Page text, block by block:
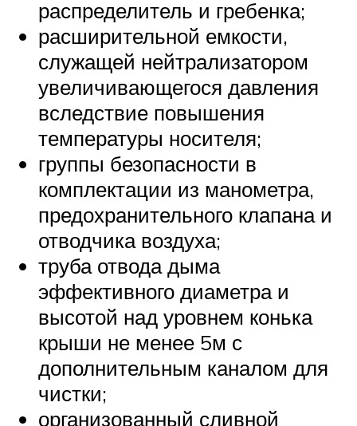
распределитель и гребенка;
расширительной емкости,
служащей нейтрализатором
увеличивающегося давления
вследствие повышения
температуры носителя;
группы безопасности в
комплектации из манометра,
предохранительного клапана и
отводчика воздуха;
труба отвода дыма
эффективного диаметра и
высотой над уровнем конька
крыши не менее 5м с
дополнительным каналом для
чистки;
организованный сливной